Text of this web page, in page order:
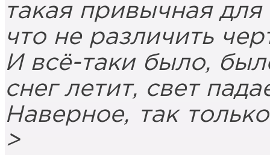
такая привычная для
что не различить
И всё-таки было,
снег летит, свет
Наверное, так
>